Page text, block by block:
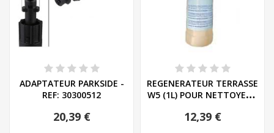
ADAPTATEUR PARKSIDE -
REF: 30300512
20,39 €
REGENERATEUR TERRASSE
W5 (1L) POUR NETTOYEUR
12,39 €